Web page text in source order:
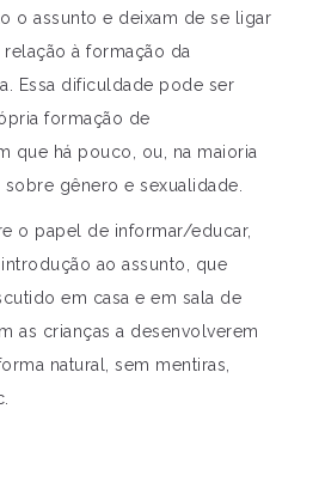
o assunto e deixam de se ligar
à formação da
Essa dificuldade pode ser
formação de
que há pouco, ou, na maioria
gênero e sexualidade.
o papel de informar/educar,
ao assunto, que
em casa e em sala de
as crianças a desenvolverem
natural, sem mentiras,